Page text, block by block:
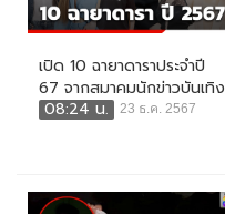
เปิด 10 ฉายาดาราประจำปี
67 จากสมาคมนักข่าวบันเทิง
08:24 น.
23 ธ.ค. 2567